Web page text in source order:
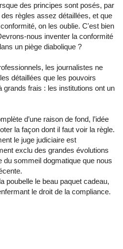
des principes sont posés, par
règles assez détaillées, et que
on les oublie. C'est bien
nous inventer la conformité
un piège diabolique ?
les journalistes ne
détaillées que les pouvoirs
grands frais : les institutions ont un
d’une raison de fond, l’idée
la façon dont il faut voir la règle.
le juge judiciaire est
exclu des grandes évolutions
du sommeil dogmatique que nous
poubelle le beau paquet cadeau,
le droit de la compliance.